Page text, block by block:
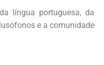
língua portuguesa, da
e a comunidade